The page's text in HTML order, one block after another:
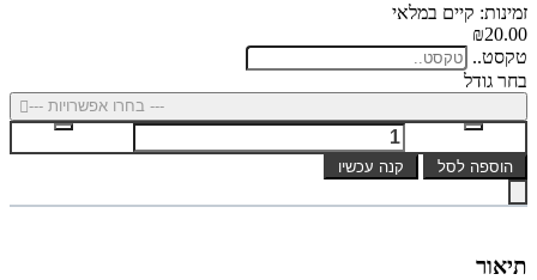
זמינות: קיים במלאי
₪20.00
טקסט..
בחר גודל
--- בחרו אפשרויות ---
הוספה לסל קנה עכשיו
תיאור